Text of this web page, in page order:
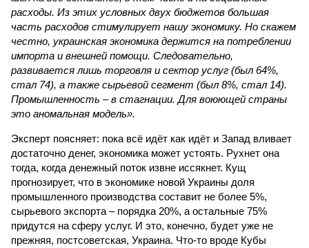
расходы. Из этих условных двух бюджетов большая
часть расходов стимулирует нашу экономику. Но скажем
честно, украинская экономика держится на потреблении
импорта и внешней помощи. Следовательно,
развивается лишь торговля и сектор услуг (был 64%,
стал 74), а также сырьевой сегмент (был 8%, стал 14).
Промышленность – в стагнации. Для воюющей страны
это аномальная модель».
Эксперт поясняет: пока всё идёт как идёт и Запад вливает
достаточно денег, экономика может устоять. Рухнет она
тогда, когда денежный поток извне иссякнет. Кущ
прогнозирует, что в экономике новой Украины доля
промышленного производства составит не более 5%,
сырьевого экспорта – порядка 20%, а остальные 75%
придутся на сферу услуг. И это, конечно, будет уже не
прежняя, постсоветская, Украина. Что-то вроде Кубы